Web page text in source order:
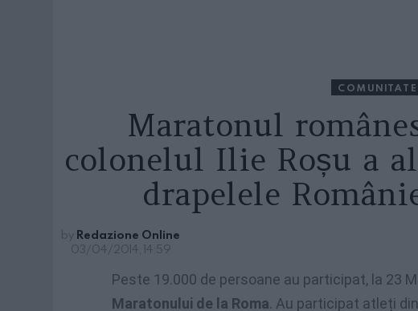
COMUNITATE
Maratonul
colonelul Ilie Roșu a
drapelele
by Redazione Online
03/04/2014, 14:59
Peste 19.000 de persoane au participat, la 23
Maratonului de la Roma. Au participat atleți